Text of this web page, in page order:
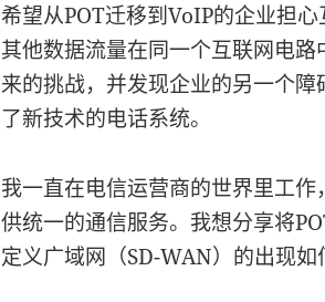
希望从POT迁移到VoIP的企业担
其他数据流量在同一个互联网电
来的挑战，并发现企业的另一个
了新技术的电话系统。
我一直在电信运营商的世界里工
供统一的通信服务。我想分享将
定义广域网（SD-WAN）的出现如